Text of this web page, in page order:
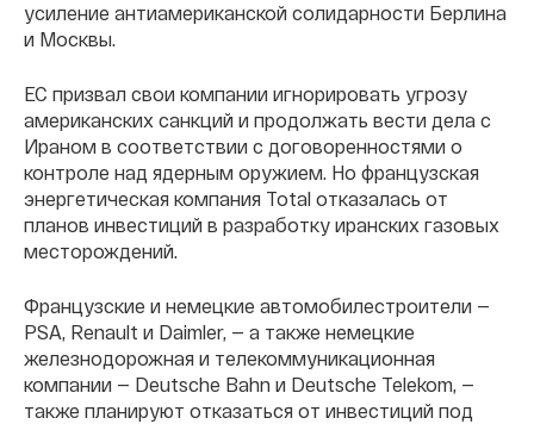
усиление антиамериканской солидарности Берлина
и Москвы.
ЕС призвал свои компании игнорировать угрозу
американских санкций и продолжать вести дела с
Ираном в соответствии с договоренностями о
контроле над ядерным оружием. Но французская
энергетическая компания Total отказалась от
планов инвестиций в разработку иранских газовых
месторождений.
Французские и немецкие автомобилестроители —
PSA, Renault и Daimler, — а также немецкие
железнодорожная и телекоммуникационная
компании — Deutsche Bahn и Deutsche Telekom, —
также планируют отказаться от инвестиций под